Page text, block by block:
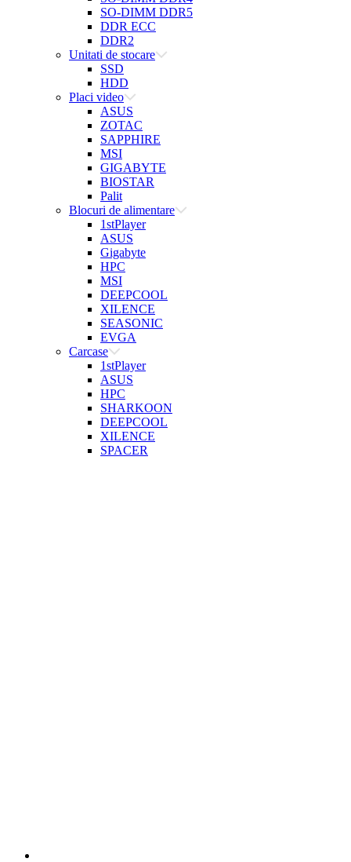
SO-DIMM DDR5
DDR ECC
DDR2
Unitati de stocare
SSD
HDD
Placi video
ASUS
ZOTAC
SAPPHIRE
MSI
GIGABYTE
BIOSTAR
Palit
Blocuri de alimentare
1stPlayer
ASUS
Gigabyte
HPC
MSI
DEEPCOOL
XILENCE
SEASONIC
EVGA
Carcase
1stPlayer
ASUS
HPC
SHARKOON
DEEPCOOL
XILENCE
SPACER